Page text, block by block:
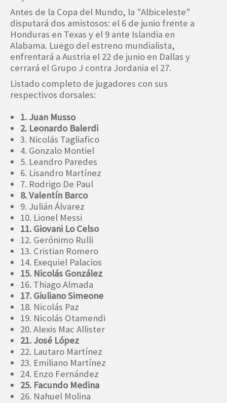
Antes de la Copa del Mundo, la "Albiceleste"
disputará dos amistosos: el 6 de junio frente a
Honduras en Texas y el 9 ante Islandia en
Alabama. Luego del estreno mundialista,
enfrentará a Austria el 22 de junio en Dallas y
cerrará el Grupo J contra Jordania el 27.
Listado completo de jugadores con sus
respectivos dorsales:
1. Juan Musso
2. Leonardo Balerdi
3. Nicolás Tagliafico
4. Gonzalo Montiel
5. Leandro Paredes
6. Lisandro Martínez
7. Rodrigo De Paul
8. Valentín Barco
9. Julián Álvarez
10. Lionel Messi
11. Giovani Lo Celso
12. Gerónimo Rulli
13. Cristian Romero
14. Exequiel Palacios
15. Nicolás González
16. Thiago Almada
17. Giuliano Simeone
18. Nicolás Paz
19. Nicolás Otamendi
20. Alexis Mac Allister
21. José López
22. Lautaro Martínez
23. Emiliano Martínez
24. Enzo Fernández
25. Facundo Medina
26. Nahuel Molina